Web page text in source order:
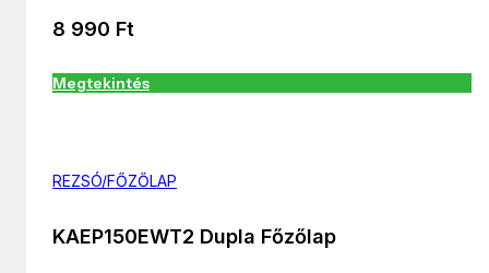
8 990 Ft
Megtekintés
REZSÓ/FŐZŐLAP
KAEP150EWT2 Dupla Főzőlap